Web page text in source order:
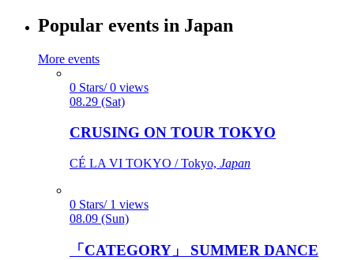
Popular events in Japan
More events
0 Stars/ 0 views
08.29 (Sat)
CRUSING ON TOUR TOKYO
CÉ LA VI TOKYO / Tokyo, Japan
0 Stars/ 1 views
08.09 (Sun)
「CATEGORY」 SUMMER DANCE